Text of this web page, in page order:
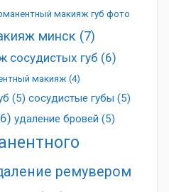
макияж губ фото
минск (7)
сосудистых губ (6)
макияж (4)
(5) сосудистые губы (5)
удаление бровей (5)
ремувером